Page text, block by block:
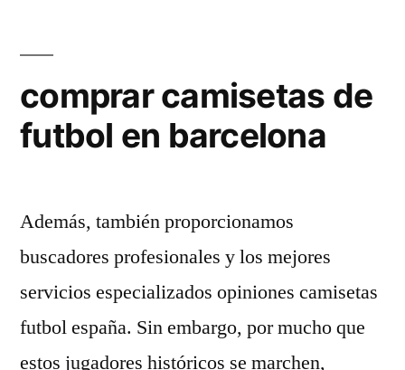
comprar camisetas de
futbol en barcelona
Además, también proporcionamos
buscadores profesionales y los mejores
servicios especializados opiniones camisetas
futbol españa. Sin embargo, por mucho que
estos jugadores históricos se marchen,